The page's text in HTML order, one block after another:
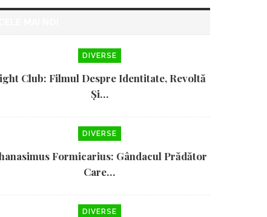
DIVERSE
Club: Filmul Despre Identitate, Revoltă
Și…
DIVERSE
Formicarius: Gândacul Prădător
Care…
DIVERSE